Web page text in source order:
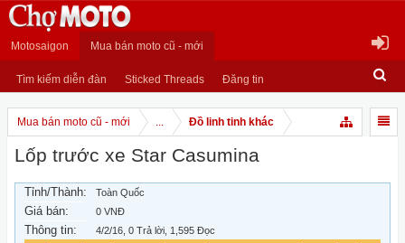
Motosaigon Mua bán moto cũ - mới
Tìm kiếm diễn đàn Sticked Threads Đăng tin
Mua bán moto cũ - mới ... Đồ linh tinh khác
Lốp trước xe Star Casumina
Tỉnh/Thành: Toàn Quốc
Giá bán: 0 VNĐ
Thông tin: 4/2/16 , 0 Trả lời, 1,595 Đọc